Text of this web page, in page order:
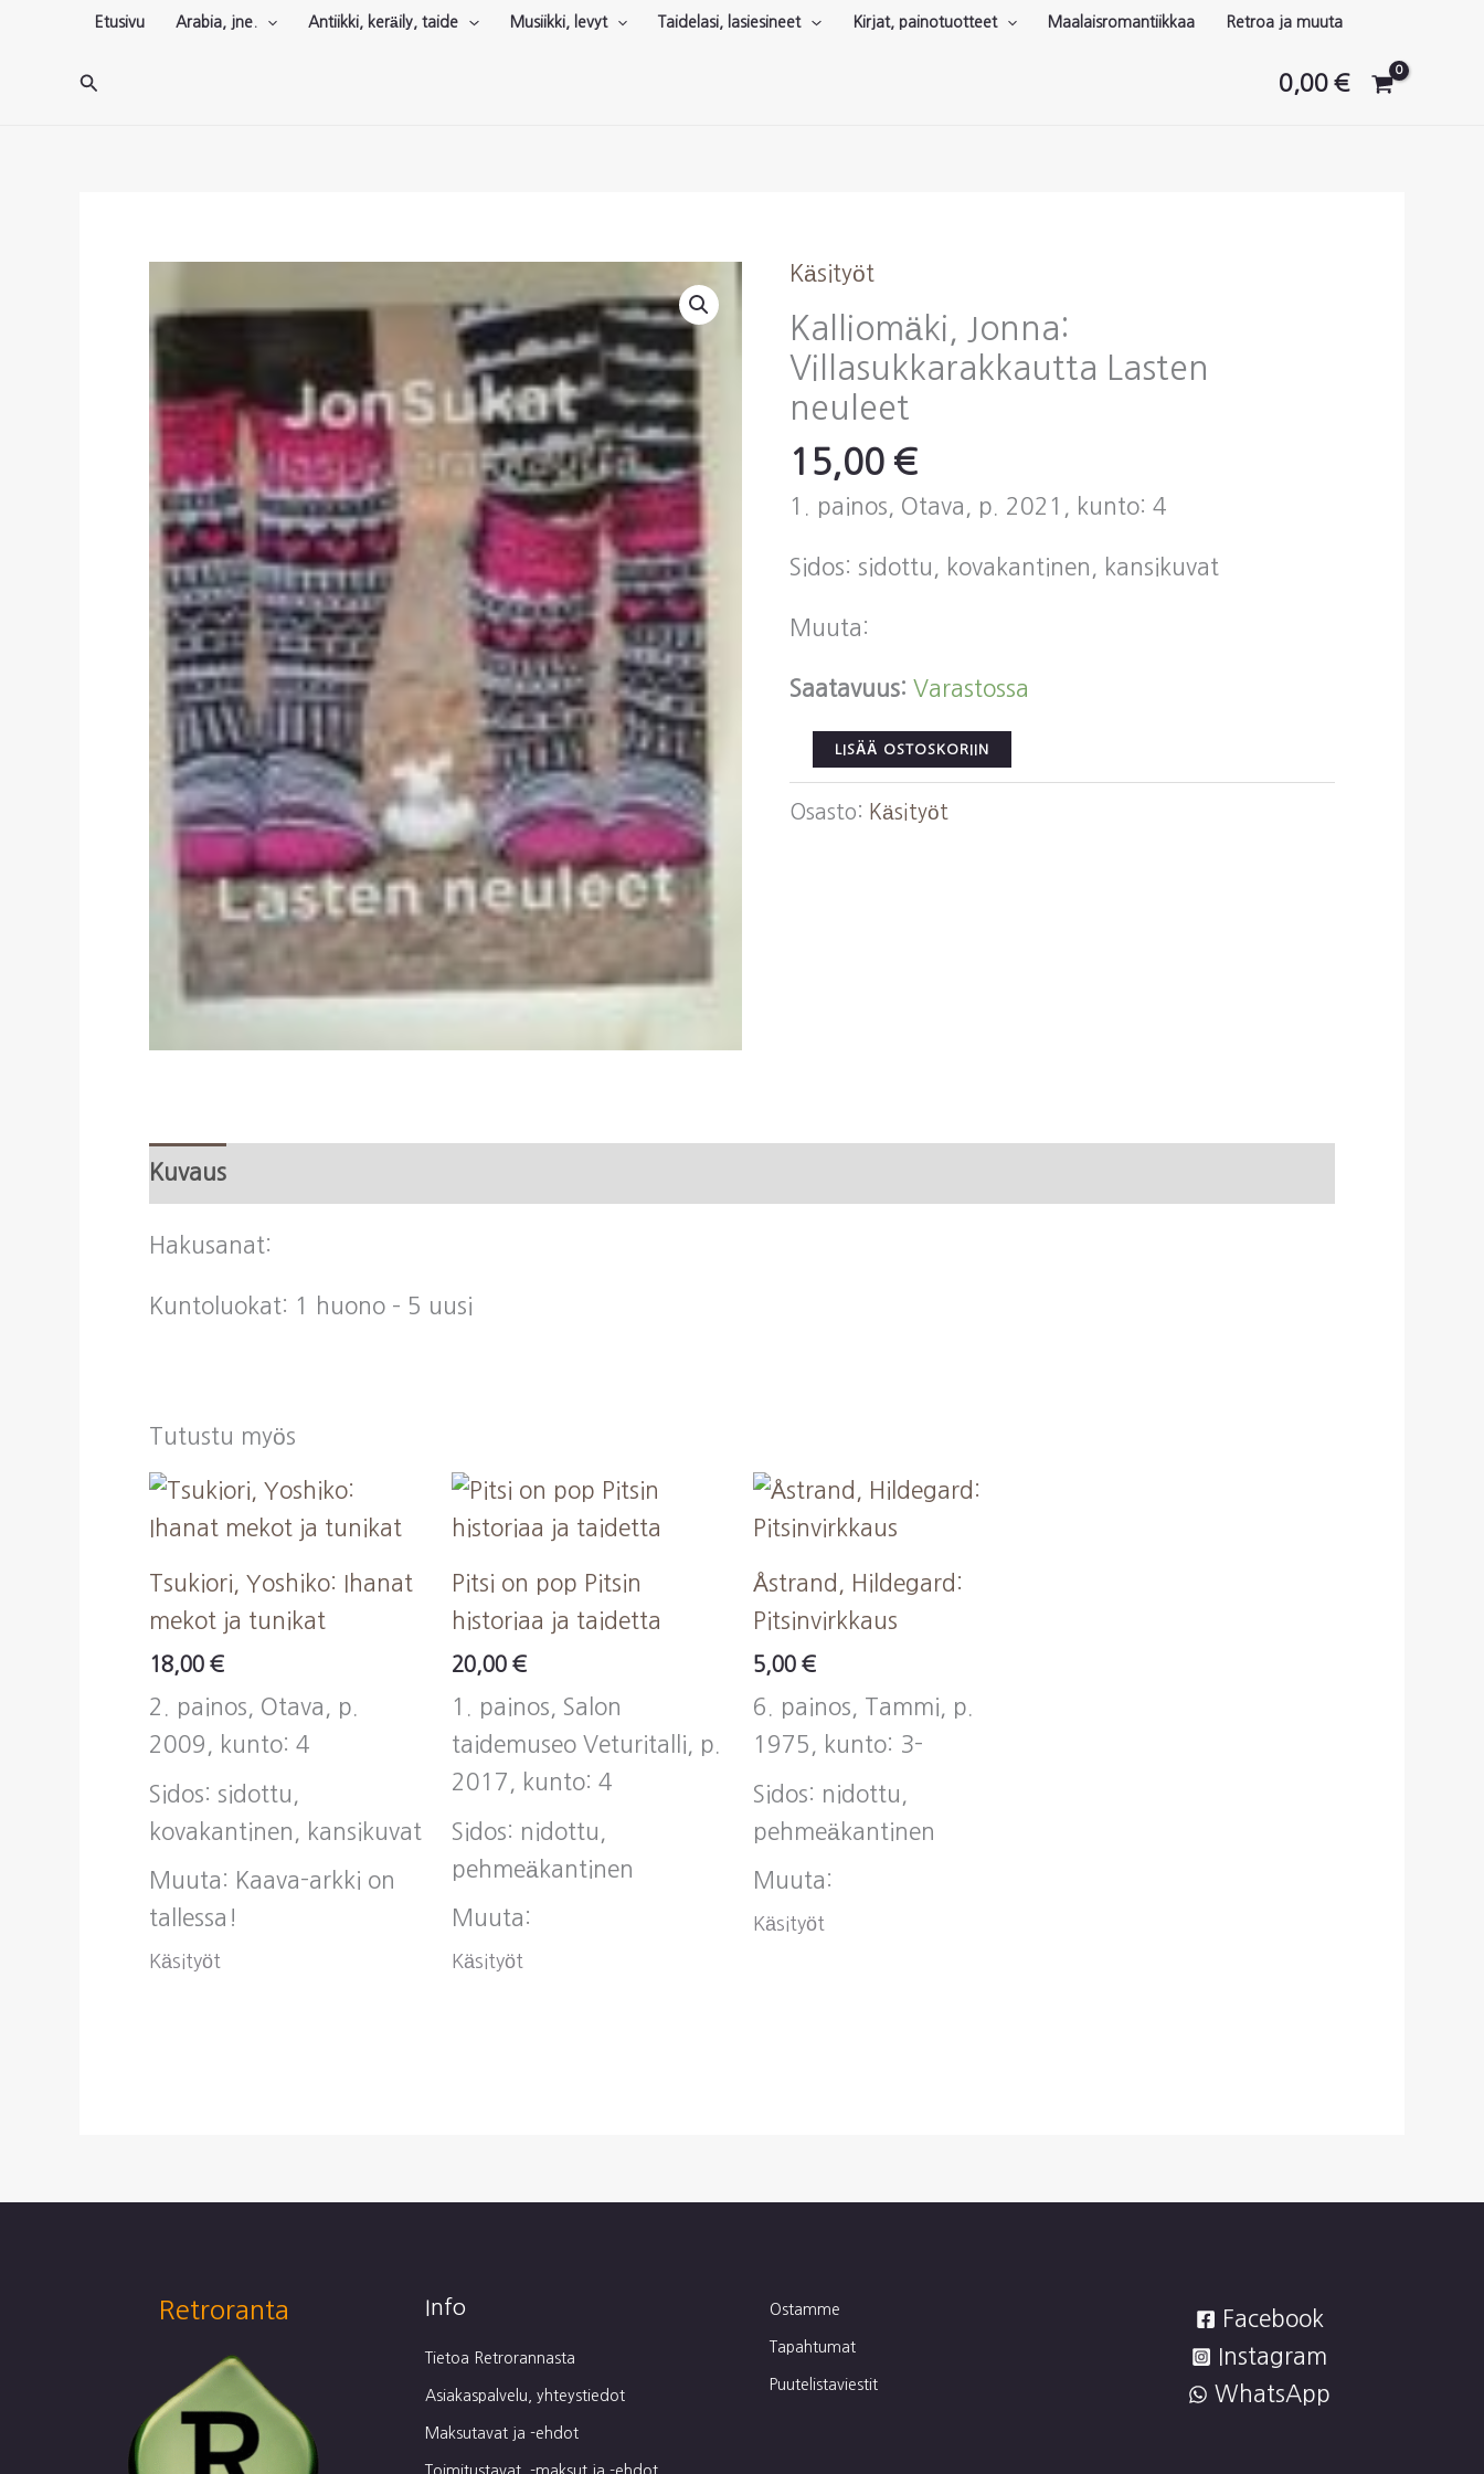
Etusivu Arabia, jne. Antiikki, keräily, taide Musiikki, levyt Taidelasi, lasiesineet Kirjat, painotuotteet Maalaisromantiikkaa Retroa ja muuta
Hae 0,00€
Käsityöt
Kalliomäki, Jonna:
Villasukkarakkautta Lasten
neuleet
15,00 €
1. painos, Otava, p. 2021, kunto: 4
Sidos: sidottu, kovakantinen, kansikuvat
Muuta:
Saatavuus: Varastossa
Kalliomäki,
Jonna:
Villasukkarakkautta
LISÄÄ OSTOSKORIIN
Osasto: Käsityöt
Kuvaus
Hakusanat:
Kuntoluokat: 1 huono – 5 uusi
Tutustu myös
Tsukiori, Yoshiko: Ihanat
mekot ja tunikat
18,00 €
2. painos, Otava, p.
2009, kunto: 4
Sidos: sidottu,
kovakantinen, kansikuvat
Muuta: Kaava-arkki on
tallessa!
Käsityöt
Pitsi on pop Pitsin
historiaa ja taidetta
20,00 €
1. painos, Salon
taidemuseo Veturitalli, p.
2017, kunto: 4
Sidos: nidottu,
pehmeäkantinen
Muuta:
Käsityöt
Åstrand, Hildegard:
Pitsinvirkkaus
5,00 €
6. painos, Tammi, p.
1975, kunto: 3-
Sidos: nidottu,
pehmeäkantinen
Muuta:
Käsityöt
Retroranta Info
Tietoa Retrorannasta
Asiakaspalvelu, yhteystiedot
Maksutavat ja -ehdot
Toimitustavat, -maksut ja -ehdot
Ostamme
Tapahtumat
Puutelistaviestit
Facebook
Instagram
WhatsApp